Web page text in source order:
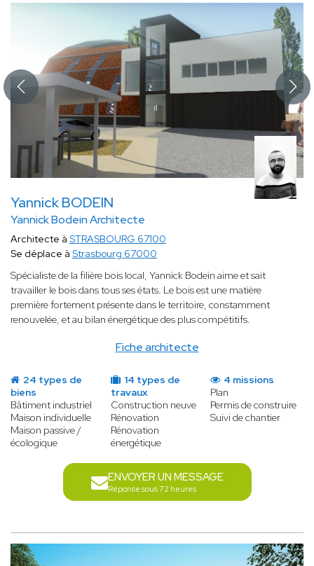
Yannick BODEIN
Yannick Bodein Architecte
Fiche architecte
Architecte à STRASBOURG 67100
Se déplace à Strasbourg 67000
Spécialiste de la filière bois local, Yannick Bodein aime et sait
travailler le bois dans tous ses états. Le bois est une matière
première fortement présente dans le territoire, constamment
renouvelée, et au bilan énergétique des plus compétitifs.
24 types de
biens
Bâtiment industriel
Maison individuelle
Maison passive /
écologique
14 types de
travaux
Construction neuve
Rénovation
Rénovation
énergétique
4 missions
Plan
Permis de construire
Suivi de chantier
ENVOYER UN MESSAGE
Réponse sous 72 heures